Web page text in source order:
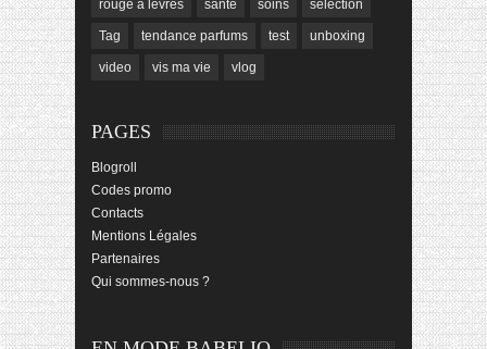
rouge à lèvres santé soins sélection
Tag tendance parfums test unboxing
video vis ma vie vlog
PAGES
Blogroll
Codes promo
Contacts
Mentions Légales
Partenaires
Qui sommes-nous ?